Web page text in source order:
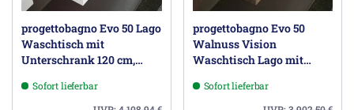
progettobagno Evo 50 Lago
Waschtisch mit
Unterschrank 120 cm,
Hahnloch
Sofort lieferbar
progettobagno Evo 50
Walnuss Vision
Waschtisch Lago mit
Ausführung rechts
Sofort lieferbar